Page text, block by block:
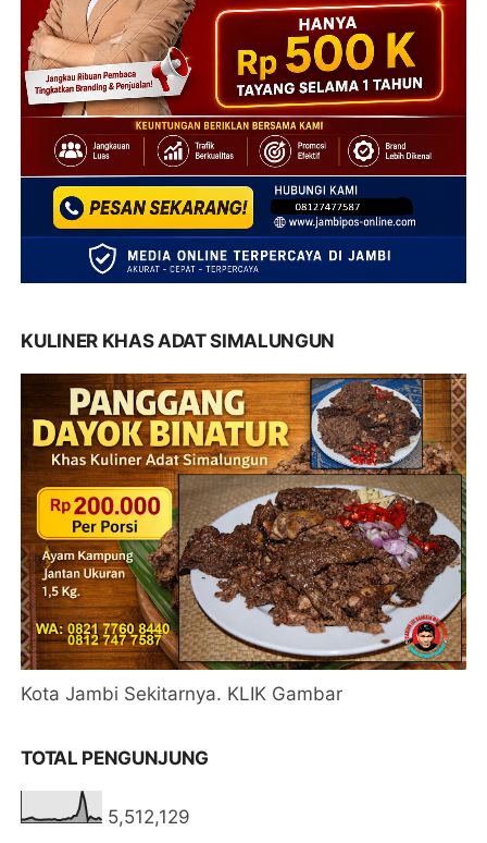
KULINER KHAS ADAT SIMALUNGUN
Kota Jambi Sekitarnya. KLIK Gambar
TOTAL PENGUNJUNG
5,512,129